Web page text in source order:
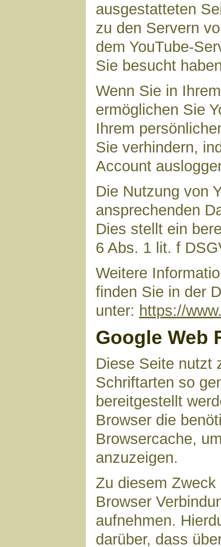
ausgestatteten
zu den Servern
dem YouTube-
Sie besucht
Wenn Sie in
ermöglichen Sie
Ihrem
Sie verhindern,
Account
Die Nutzung von
ansprechenden
Dies stellt ein
6 Abs. 1 lit. f
Weitere
finden Sie in der
unter: https://
Google Web
Diese Seite nutzt
Schriftarten so
bereitgestellt
Browser die
Browsercache,
anzuzeigen.
Zu diesem
Browser
aufnehmen.
darüber, dass